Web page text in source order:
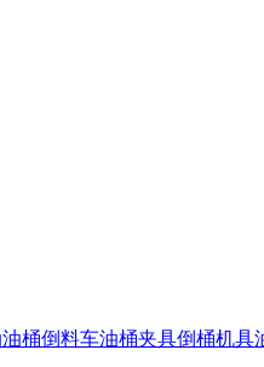
桶倒料车油桶夹具倒桶机具